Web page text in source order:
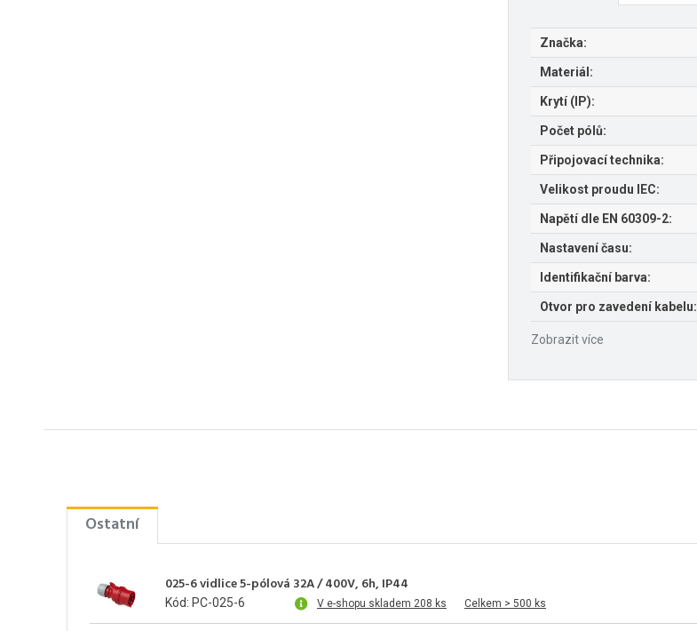
Značka:
Materiál:
Krytí (IP):
Počet pólů:
Připojovací technika:
Velikost proudu IEC:
Napětí dle EN 60309-2:
Nastavení času:
Identifikační barva:
Otvor pro zavedení kabelu:
Zobrazit více
Ostatní
025-6 vidlice 5-pólová 32A / 400V, 6h, IP44
Kód: PC-025-6 V e-shopu skladem 208 ks Celkem > 500 ks